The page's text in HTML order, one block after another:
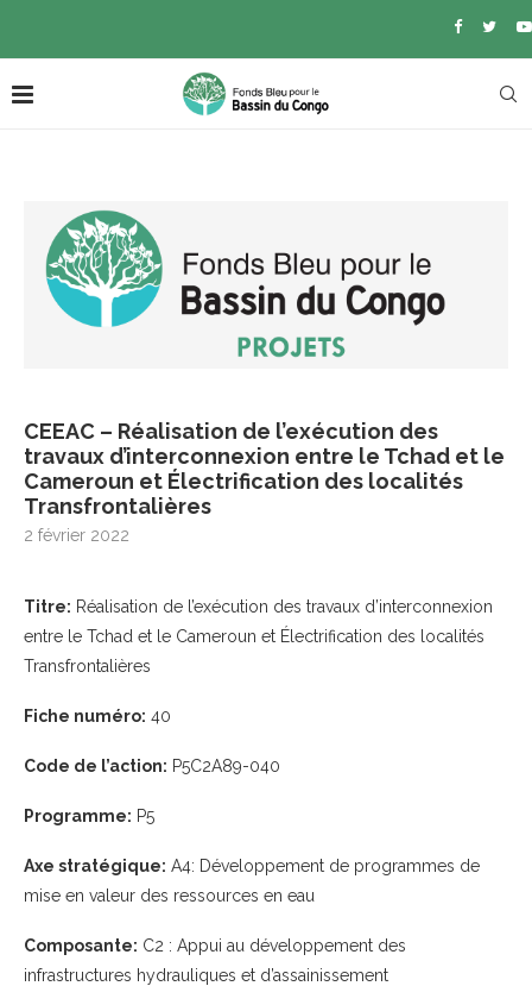
CEEAC – Réalisation de l’exécution des
travaux d’interconnexion entre le Tchad et le
Cameroun et Électrification des localités
Transfrontalières
2 février 2022
Titre: Réalisation de l’exécution des travaux d’interconnexion
entre le Tchad et le Cameroun et Électrification des localités
Transfrontalières
Fiche numéro: 40
Code de l’action: P5C2A89-040
Programme: P5
Axe stratégique: A4: Développement de programmes de
mise en valeur des ressources en eau
Composante: C2 : Appui au développement des
infrastructures hydrauliques et d’assainissement